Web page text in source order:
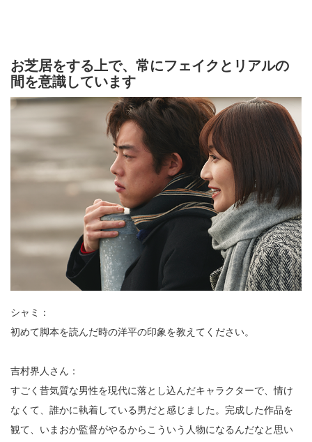
お芝居をする上で、常にフェイクとリアルの
間を意識しています
シャミ：
初めて脚本を読んだ時の洋平の印象を教えてください。
吉村界人さん：
すごく昔気質な男性を現代に落とし込んだキャラクターで、情け
なくて、誰かに執着している男だと感じました。完成した作品を
観て、いまおか監督がやるからこういう人物になるんだなと思い